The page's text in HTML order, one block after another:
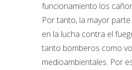
funcionamiento los
Por tanto, la mayor
en la lucha contra el
tanto bomberos como
medioambientales. Por